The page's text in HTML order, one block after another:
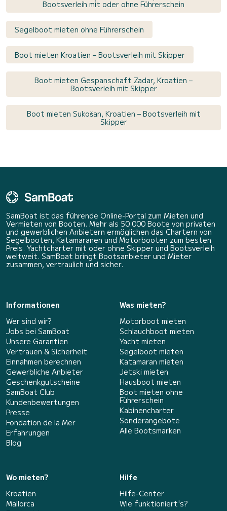
Bootsverleih mit oder ohne Führerschein
Segelboot mieten ohne Führerschein
Boot mieten Kroatien – Bootsverleih mit Skipper
Boot mieten Gespanschaft Zadar, Kroatien –
Bootsverleih mit Skipper
Boot mieten Sukošan, Kroatien – Bootsverleih mit
Skipper
SamBoat ist das führende Online-Portal zum Mieten und
Vermieten von Booten. Mehr als 50 000 Boote von privaten
und gewerblichen Anbietern ermöglichen das Chartern von
Segelbooten, Katamaranen und Motorbooten zum besten
Preis. Yachtcharter mit oder ohne Skipper und Bootsverleih
weltweit. SamBoat bringt Bootsanbieter und Mieter
zusammen, vertraulich und sicher.
Informationen
Wer sind wir?
Jobs bei SamBoat
Unsere Garantien
Vertrauen & Sicherheit
Einnahmen berechnen
Gewerbliche Anbieter
Geschenkgutscheine
SamBoat Club
Kundenbewertungen
Presse
Fondation de la Mer
Erfahrungen
Blog
Was mieten?
Motorboot mieten
Schlauchboot mieten
Yacht mieten
Segelboot mieten
Katamaran mieten
Jetski mieten
Hausboot mieten
Boot mieten ohne
Führerschein
Kabinencharter
Sonderangebote
Alle Bootsmarken
Wo mieten?
Kroatien
Mallorca
Hilfe
Hilfe-Center
Wie funktioniert's?